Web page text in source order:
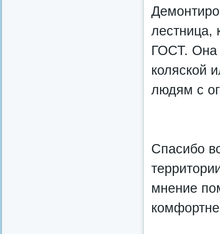
лестница,
ГОСТ. Она
коляской
людям с
Спасибо
мнение